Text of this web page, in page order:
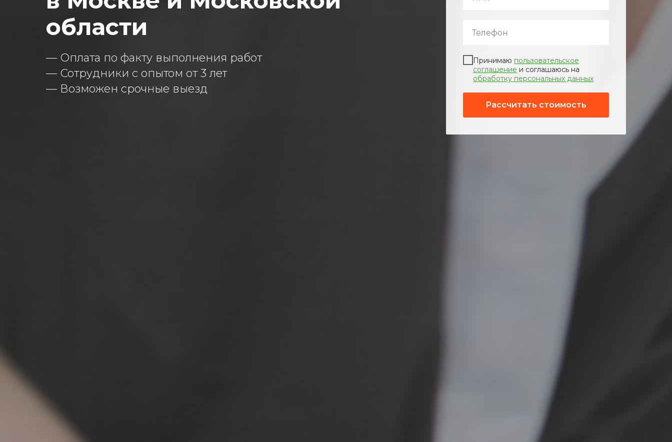
области
— Оплата по факту выполнения работ
— Сотрудники с опытом от 3 лет
— Возможен срочные выезд
Принимаю пользовательское
соглашение и соглашаюсь на
обработку персональных данных
Рассчитать стоимость